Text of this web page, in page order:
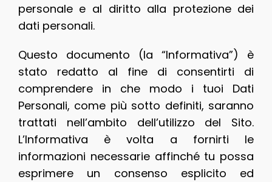
personale e al diritto alla protezione dei
dati personali.
Questo documento (la “Informativa”) è
stato redatto al fine di consentirti di
comprendere in che modo i tuoi Dati
Personali, come più sotto definiti, saranno
trattati nell’ambito dell’utilizzo del Sito.
L’Informativa è volta a fornirti le
informazioni necessarie affinché tu possa
esprimere un consenso esplicito ed